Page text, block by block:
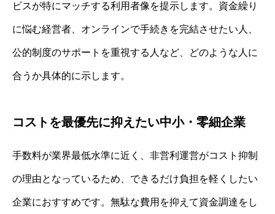
ビスが特にマッチする利用者像を提示します。資金繰り
に悩む経営者、オンラインで手続きを完結させたい人、
公的制度のサポートを重視する人など、どのような人に
合うか具体的に示します。
コストを最優先に抑えたい中小・零細企業
手数料が業界最低水準に近く、非営利運営がコスト抑制
の理由となっているため、できるだけ負担を軽くしたい
企業におすすめです。無駄な費用を抑えて資金調達をし